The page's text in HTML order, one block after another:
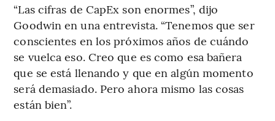
“Las cifras de CapEx son enormes”, dijo
Goodwin en una entrevista. “Tenemos que ser
conscientes en los próximos años de cuándo
se vuelca eso. Creo que es como esa bañera
que se está llenando y que en algún momento
será demasiado. Pero ahora mismo las cosas
están bien”.